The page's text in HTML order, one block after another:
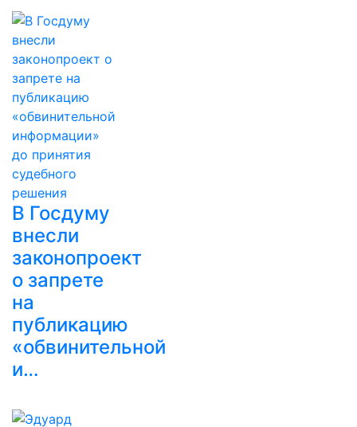
В Госдуму
внесли
законопроект
о запрете
на
публикацию
«обвинительной
и…